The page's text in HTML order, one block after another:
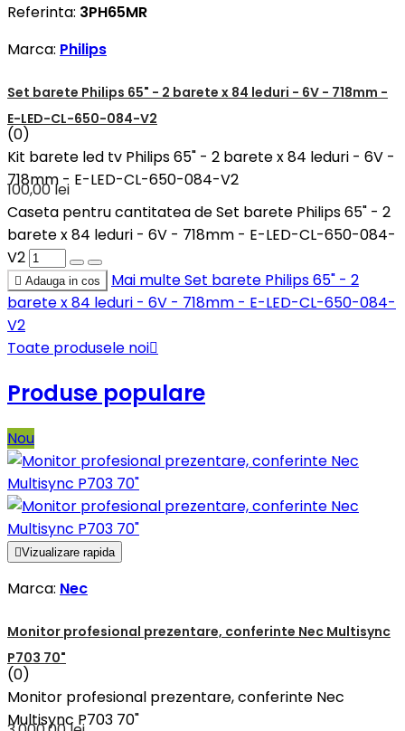
Referinta: 3PH65MR
Marca: Philips
Set barete Philips 65" - 2 barete x 84 leduri - 6V - 718mm -
E-LED-CL-650-084-V2
(0)
Kit barete led tv Philips 65" - 2 barete x 84 leduri - 6V -
718mm - E-LED-CL-650-084-V2
100,00 lei
Caseta pentru cantitatea de Set barete Philips 65" - 2
barete x 84 leduri - 6V - 718mm - E-LED-CL-650-084-
V2
 Adauga in cos Mai multeSet barete Philips 65" - 2
barete x 84 leduri - 6V - 718mm - E-LED-CL-650-084-
V2
Toate produsele noi
Produse populare
Nou
Vizualizare rapida
Marca: Nec
Monitor profesional prezentare, conferinte Nec Multisync
P703 70"
(0)
Monitor profesional prezentare, conferinte Nec
Multisync P703 70"